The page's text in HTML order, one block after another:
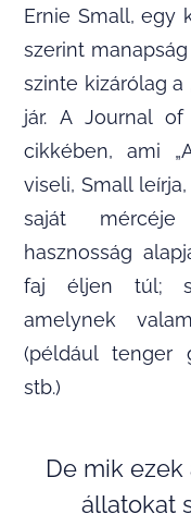
Ernie Small, egy
szerint
szinte kizárólag a
jár. A Journal of
cikkében, ami
viseli, Small
saját
hasznosság
faj éljen túl;
amelynek
(például tenger
stb.)
De mik
állatokat